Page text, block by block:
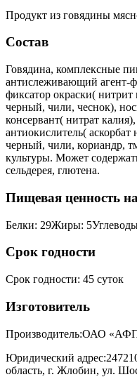
Продукт из говядины
Состав
Говядина, комплексные
антислеживающий агент-
фиксатор окраски(
черный, чили, чеснок),
консервант( нитрат
антиокислитель(
черный, чили, кориандр,
культуры. Может
сельдерея, глютена.
Пищевая ценность
Белки: 29Жиры: 5
Срок годности
Срок годности: 45 суток
Изготовитель
Производитель:ОАО
Юридический адрес:
область, г. Жлобин, ул.